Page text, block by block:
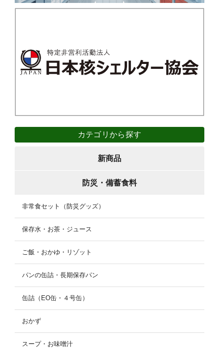
カテゴリから探す
新商品
防災・備蓄食料
非常食セット（防災グッズ）
保存水・お茶・ジュース
ご飯・おかゆ・リゾット
パンの缶詰・長期保存パン
缶詰（EO缶・４号缶）
おかず
スープ・お味噌汁